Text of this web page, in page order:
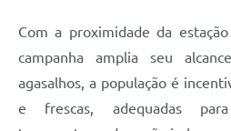
Com a proximidade da
campanha amplia seu
agasalhos, a população é
e frescas, adequadas